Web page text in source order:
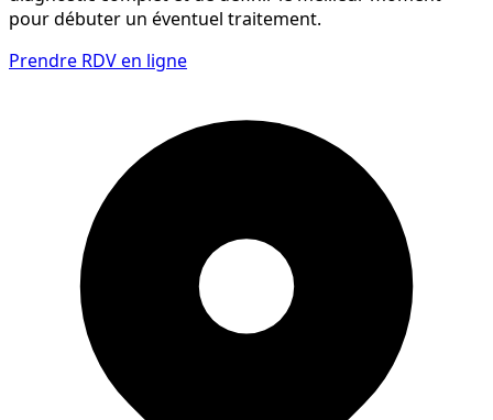
pour débuter un éventuel traitement.
Prendre RDV en ligne